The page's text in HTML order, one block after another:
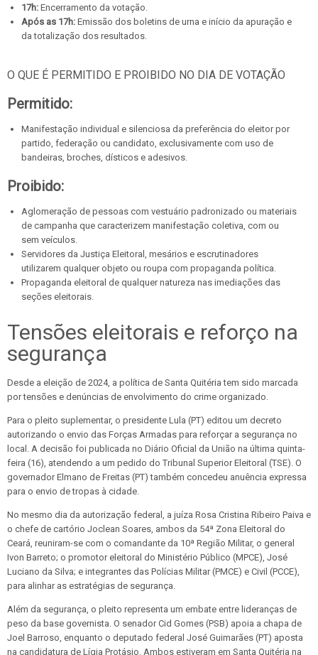
17h: Encerramento da votação.
Após as 17h: Emissão dos boletins de urna e início da apuração e
da totalização dos resultados.
O QUE É PERMITIDO E PROIBIDO NO DIA DE VOTAÇÃO
Permitido:
Manifestação individual e silenciosa da preferência do eleitor por
partido, federação ou candidato, exclusivamente com uso de
bandeiras, broches, dísticos e adesivos.
Proibido:
Aglomeração de pessoas com vestuário padronizado ou materiais
de campanha que caracterizem manifestação coletiva, com ou
sem veículos.
Servidores da Justiça Eleitoral, mesários e escrutinadores
utilizarem qualquer objeto ou roupa com propaganda política.
Propaganda eleitoral de qualquer natureza nas imediações das
seções eleitorais.
Tensões eleitorais e reforço na
segurança
Desde a eleição de 2024, a política de Santa Quitéria tem sido marcada
por tensões e denúncias de envolvimento do crime organizado.
Para o pleito suplementar, o presidente Lula (PT) editou um decreto
autorizando o envio das Forças Armadas para reforçar a segurança no
local. A decisão foi publicada no Diário Oficial da União na última quinta-
feira (16), atendendo a um pedido do Tribunal Superior Eleitoral (TSE). O
governador Elmano de Freitas (PT) também concedeu anuência expressa
para o envio de tropas à cidade.
No mesmo dia da autorização federal, a juíza Rosa Cristina Ribeiro Paiva e
o chefe de cartório Joclean Soares, ambos da 54ª Zona Eleitoral do
Ceará, reuniram-se com o comandante da 10ª Região Militar, o general
Ivon Barreto; o promotor eleitoral do Ministério Público (MPCE), José
Luciano da Silva; e integrantes das Polícias Militar (PMCE) e Civil (PCCE),
para alinhar as estratégias de segurança.
Além da segurança, o pleito representa um embate entre lideranças de
peso da base governista. O senador Cid Gomes (PSB) apoia a chapa de
Joel Barroso, enquanto o deputado federal José Guimarães (PT) aposta
na candidatura de Lígia Protásio. Ambos estiveram em Santa Quitéria na